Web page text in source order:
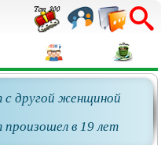
с другой женщиной
в 19 лет